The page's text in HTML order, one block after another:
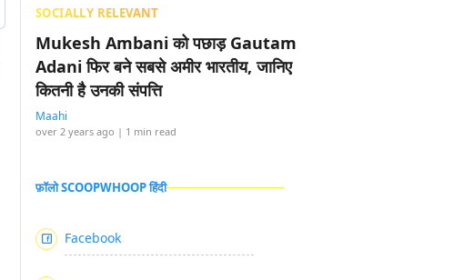
SOCIALLY RELEVANT
Mukesh Ambani को पछाड़ Gautam
Adani फिर बने सबसे अमीर भारतीय, जानिए
कितनी है उनकी संपत्ति
Maahi
over 2 years ago | 1 min read
फ़ॉलो SCOOPWHOOP हिंदी
Facebook